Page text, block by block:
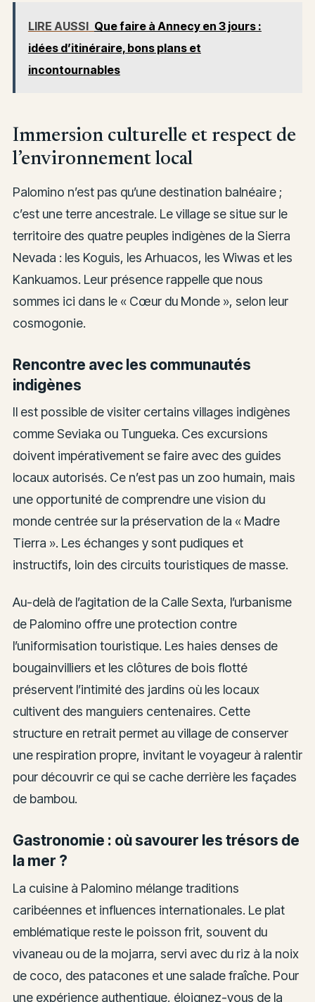
LIRE AUSSI Que faire à Annecy en 3 jours :
idées d’itinéraire, bons plans et
incontournables
Immersion culturelle et respect de
l’environnement local
Palomino n’est pas qu’une destination balnéaire ;
c’est une terre ancestrale. Le village se situe sur le
territoire des quatre peuples indigènes de la Sierra
Nevada : les Koguis, les Arhuacos, les Wiwas et les
Kankuamos. Leur présence rappelle que nous
sommes ici dans le « Cœur du Monde », selon leur
cosmogonie.
Rencontre avec les communautés
indigènes
Il est possible de visiter certains villages indigènes
comme Seviaka ou Tungueka. Ces excursions
doivent impérativement se faire avec des guides
locaux autorisés. Ce n’est pas un zoo humain, mais
une opportunité de comprendre une vision du
monde centrée sur la préservation de la « Madre
Tierra ». Les échanges y sont pudiques et
instructifs, loin des circuits touristiques de masse.
Au-delà de l’agitation de la Calle Sexta, l’urbanisme
de Palomino offre une protection contre
l’uniformisation touristique. Les haies denses de
bougainvilliers et les clôtures de bois flotté
préservent l’intimité des jardins où les locaux
cultivent des manguiers centenaires. Cette
structure en retrait permet au village de conserver
une respiration propre, invitant le voyageur à ralentir
pour découvrir ce qui se cache derrière les façades
de bambou.
Gastronomie : où savourer les trésors de
la mer ?
La cuisine à Palomino mélange traditions
caribéennes et influences internationales. Le plat
emblématique reste le poisson frit, souvent du
vivaneau ou de la mojarra, servi avec du riz à la noix
de coco, des patacones et une salade fraîche. Pour
une expérience authentique, éloignez-vous de la